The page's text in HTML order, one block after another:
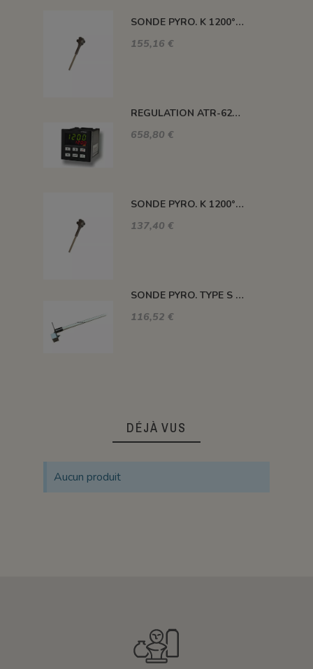
SONDE PYRO. K 1200° 300MM AVEC TETE
155,16 €
REGULATION ATR-621 13 ABC-T
658,80 €
SONDE PYRO. K 1200° 220MM AVEC TETE
137,40 €
SONDE PYRO. TYPE S 1400° 120MM SANS TETE
116,52 €
DÉJÀ VUS
Aucun produit